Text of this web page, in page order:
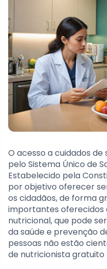
O acesso a cuidados
pelo Sistema Único de
Estabelecido pela
por objetivo oferecer
os cidadãos, de forma
importantes oferecidos
nutricional, que pode
da saúde e prevenção
pessoas não estão
de nutricionista gratuito